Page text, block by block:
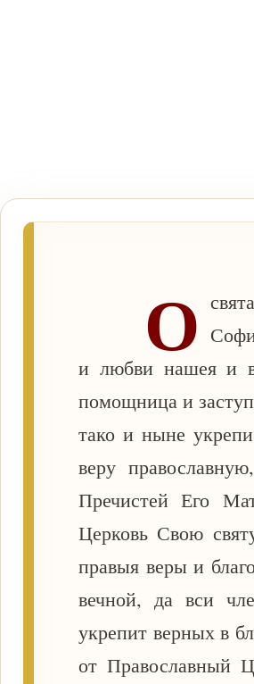
О
и любви нашея и
помощница и
тако и ныне
веру
Пречистей Его
Церковь Свою
правыя веры и
вечной, да вси
укрепит верных в
от Православный